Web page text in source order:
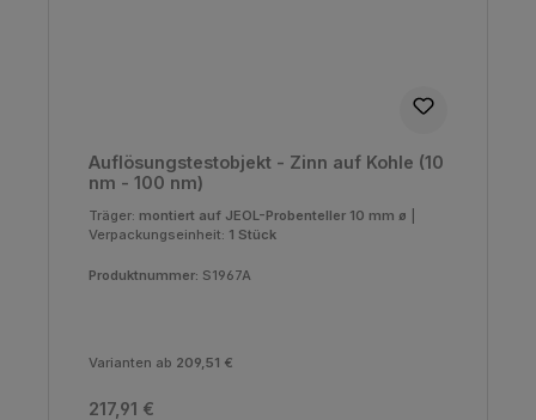
Auflösungstestobjekt - Zinn auf Kohle (10
nm - 100 nm)
Träger: montiert auf JEOL-Probenteller 10 mm ø
Verpackungseinheit: 1 Stück
Produktnummer: S1967A
Varianten ab 209,51 €
Regulärer Preis:
217,91 €